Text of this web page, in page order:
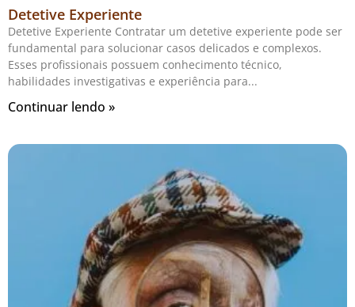
Detetive Experiente
Detetive Experiente Contratar um detetive experiente pode ser
fundamental para solucionar casos delicados e complexos.
Esses profissionais possuem conhecimento técnico,
habilidades investigativas e experiência para
Continuar lendo »